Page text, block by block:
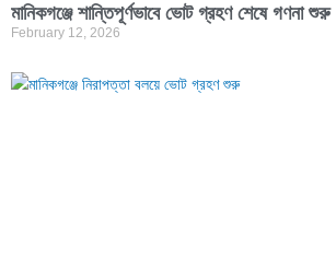
মানিকগঞ্জে শান্তিপূর্ণভাবে ভোট গ্রহণ শেষে গণনা শুরু
February 12, 2026